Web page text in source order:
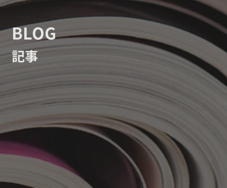
BLOG
記事